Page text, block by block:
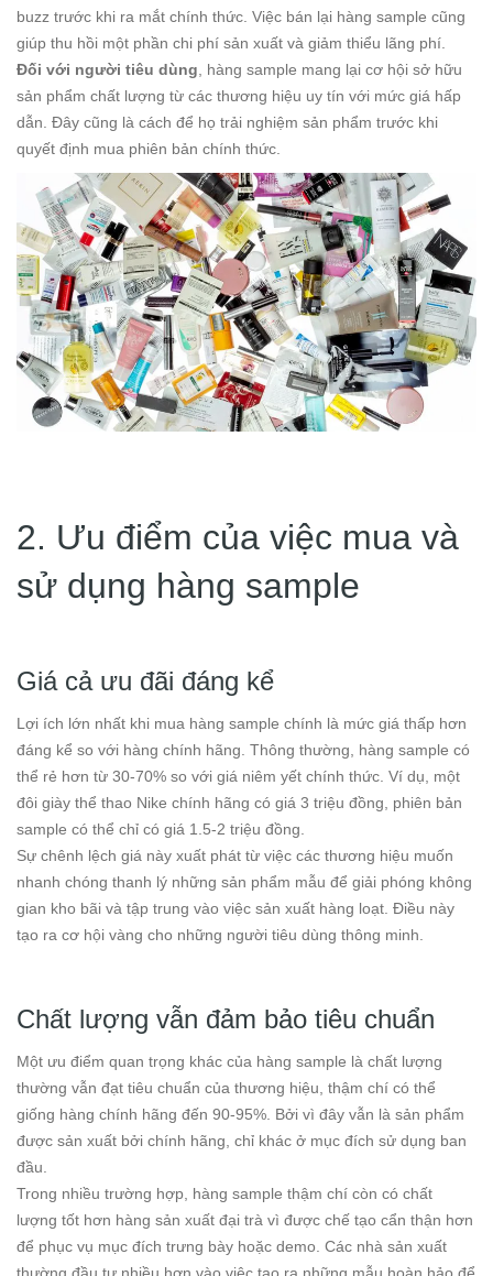
buzz trước khi ra mắt chính thức. Việc bán lại hàng sample cũng
giúp thu hồi một phần chi phí sản xuất và giảm thiểu lãng phí.
Đối với người tiêu dùng , hàng sample mang lại cơ hội sở hữu
sản phẩm chất lượng từ các thương hiệu uy tín với mức giá hấp
dẫn. Đây cũng là cách để họ trải nghiệm sản phẩm trước khi
quyết định mua phiên bản chính thức.
2. Ưu điểm của việc mua và
sử dụng hàng sample
Giá cả ưu đãi đáng kể
Lợi ích lớn nhất khi mua hàng sample chính là mức giá thấp hơn
đáng kể so với hàng chính hãng. Thông thường, hàng sample có
thể rẻ hơn từ 30-70% so với giá niêm yết chính thức. Ví dụ, một
đôi giày thể thao Nike chính hãng có giá 3 triệu đồng, phiên bản
sample có thể chỉ có giá 1.5-2 triệu đồng.
Sự chênh lệch giá này xuất phát từ việc các thương hiệu muốn
nhanh chóng thanh lý những sản phẩm mẫu để giải phóng không
gian kho bãi và tập trung vào việc sản xuất hàng loạt. Điều này
tạo ra cơ hội vàng cho những người tiêu dùng thông minh.
Chất lượng vẫn đảm bảo tiêu chuẩn
Một ưu điểm quan trọng khác của hàng sample là chất lượng
thường vẫn đạt tiêu chuẩn của thương hiệu, thậm chí có thể
giống hàng chính hãng đến 90-95%. Bởi vì đây vẫn là sản phẩm
được sản xuất bởi chính hãng, chỉ khác ở mục đích sử dụng ban
đầu.
Trong nhiều trường hợp, hàng sample thậm chí còn có chất
lượng tốt hơn hàng sản xuất đại trà vì được chế tạo cẩn thận hơn
để phục vụ mục đích trưng bày hoặc demo. Các nhà sản xuất